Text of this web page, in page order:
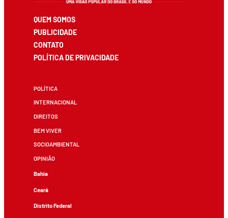
QUEM SOMOS
PUBLICIDADE
CONTATO
POLÍTICA DE PRIVACIDADE
POLÍTICA
INTERNACIONAL
DIREITOS
BEM VIVER
SOCIOAMBIENTAL
OPINIÃO
Bahia
Ceará
Distrito Federal